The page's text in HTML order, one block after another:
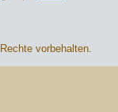
vorbehalten.